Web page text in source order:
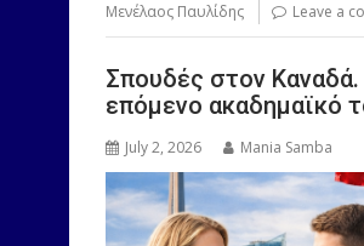
Μενέλαος Παυλίδης Leave a
Σπουδές στον Καναδά.
επόμενο ακαδημαϊκό
July 2, 2026 Mania Samba